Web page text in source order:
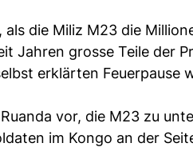
die Miliz M23 die
Jahren grosse Teile der
erklärten Feuerpause
vor, die M23 zu
im Kongo an der